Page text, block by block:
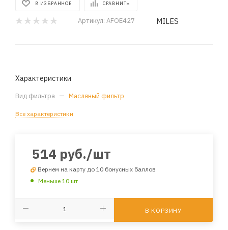
В ИЗБРАННОЕ СРАВНИТЬ
Артикул: AFOE427 MILES
Характеристики
Вид фильтра — Масляный фильтр
Все характеристики
514 руб./шт
Вернем на карту до 10 бонусных баллов
Меньше 10 шт
В КОРЗИНУ